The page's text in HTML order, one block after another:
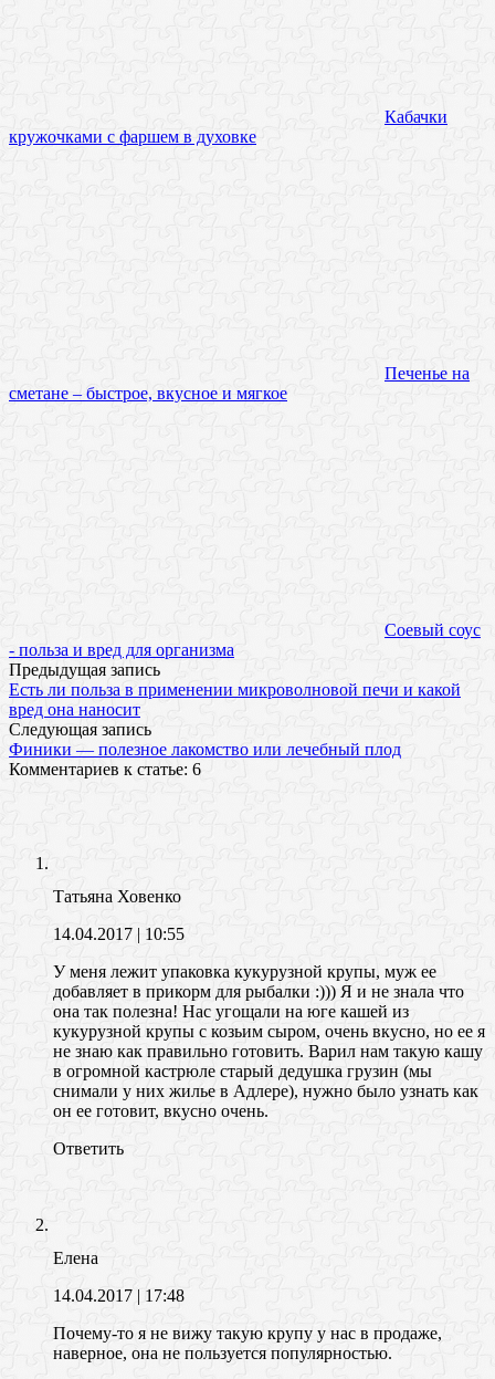
Кабачки
кружочками с фаршем в духовке
Печенье на
сметане – быстрое, вкусное и мягкое
Соевый соус
- польза и вред для организма
Предыдущая запись
Есть ли польза в применении микроволновой печи и какой
вред она наносит
Следующая запись
Финики — полезное лакомство или лечебный плод
Комментариев к статье: 6
Татьяна Ховенко
14.04.2017 | 10:55
У меня лежит упаковка кукурузной крупы, муж ее
добавляет в прикорм для рыбалки :))) Я и не знала что
она так полезна! Нас угощали на юге кашей из
кукурузной крупы с козьим сыром, очень вкусно, но ее я
не знаю как правильно готовить. Варил нам такую кашу
в огромной кастрюле старый дедушка грузин (мы
снимали у них жилье в Адлере), нужно было узнать как
он ее готовит, вкусно очень.
Ответить
Елена
14.04.2017 | 17:48
Почему-то я не вижу такую крупу у нас в продаже,
наверное, она не пользуется популярностью.